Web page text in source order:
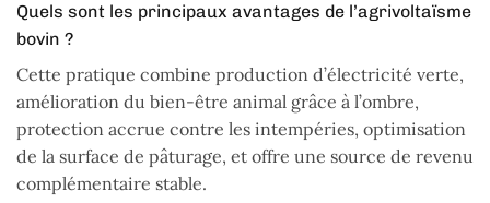
Quels sont les principaux avantages de l’agrivoltaïsme
bovin ?
Cette pratique combine production d’électricité verte,
amélioration du bien-être animal grâce à l’ombre,
protection accrue contre les intempéries, optimisation
de la surface de pâturage, et offre une source de revenu
complémentaire stable.